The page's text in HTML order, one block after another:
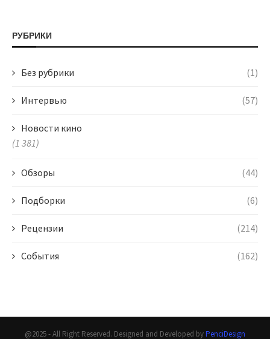
РУБРИКИ
Без рубрики (1)
Интервью (57)
Новости кино
(1 381)
Обзоры (44)
Подборки (6)
Рецензии (214)
События (162)
@2025 - All Right Reserved. Designed and Developed byPenciDesign